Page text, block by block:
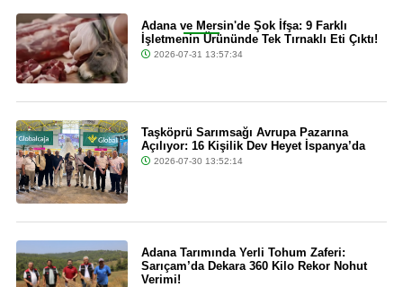
Adana ve Mersin'de Şok İfşa: 9 Farklı
İşletmenin Ürününde Tek Tırnaklı Eti Çıktı!
2026-07-31 13:57:34
Taşköprü Sarımsağı Avrupa Pazarına
Açılıyor: 16 Kişilik Dev Heyet İspanya’da
2026-07-30 13:52:14
Adana Tarımında Yerli Tohum Zaferi:
Sarıçam’da Dekara 360 Kilo Rekor Nohut
Verimi!